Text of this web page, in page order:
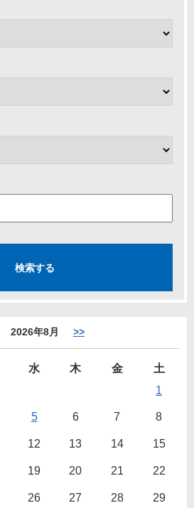
2026年8月 >>
水 木 金
土
1
5 6 7 8
12 13 14 15
19 20 21 22
26 27 28 29